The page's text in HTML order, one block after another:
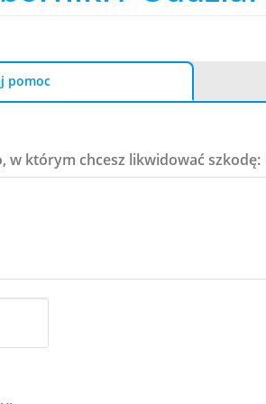
pomoc
w którym chcesz likwidować szkodę: